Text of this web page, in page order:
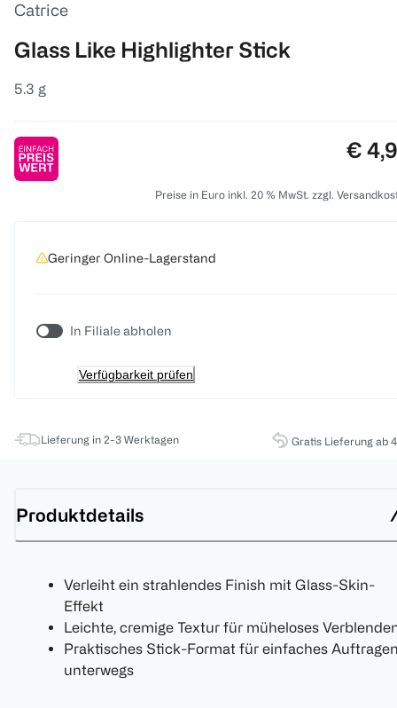
Catrice
Glass Like Highlighter Stick
5.3 g
€
Preise in Euro inkl. 20 % MwSt. zzgl.
Geringer Online-Lagerstand
In Filiale abholen
Verfügbarkeit prüfen
Lieferung in 2-3 Werktagen Gratis Lieferung ab
Produktdetails
Verleiht ein strahlendes Finish mit Glass-Skin-
Effekt
Leichte, cremige Textur für müheloses
Praktisches Stick-Format für einfaches
unterwegs